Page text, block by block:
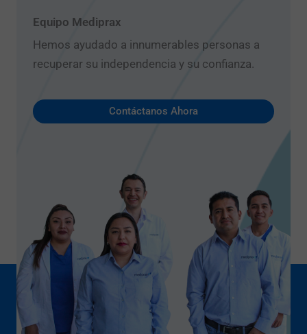
Equipo Mediprax
Hemos ayudado a innumerables personas a
recuperar su independencia y su confianza.
Contáctanos Ahora